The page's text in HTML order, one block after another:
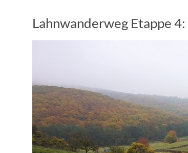
Lahnwanderweg Etappe